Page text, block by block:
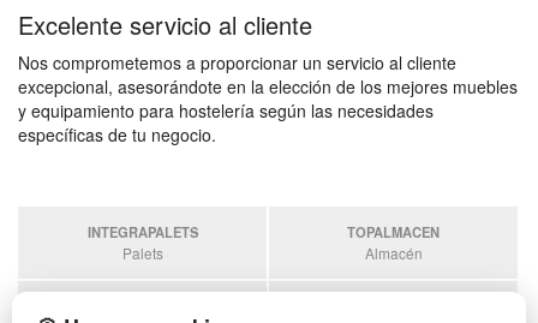
Excelente servicio al cliente
Nos comprometemos a proporcionar un servicio al cliente
excepcional, asesorándote en la elección de los mejores muebles
y equipamiento para hostelería según las necesidades
específicas de tu negocio.
INTEGRAPALETS
Palets
TOPALMACEN
Almacén